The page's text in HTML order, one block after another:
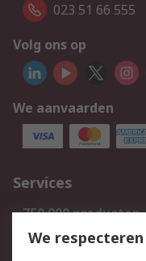
023 51 66 555
Volg ons op
We aanvaarden
Services
750.000 producten
Bestellen
We